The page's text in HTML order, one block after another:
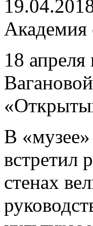
Академия
18
В
встретил
стенах